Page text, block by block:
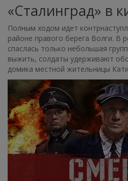
«Сталинград» в
Полным ходом идет
районе правого берега Волги. В
спаслась только небольшая
выжить, солдаты удерживают
домика местной жительницы